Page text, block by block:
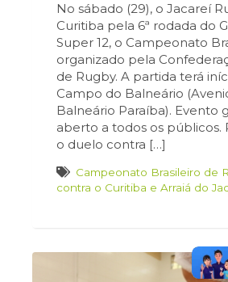
No sábado (29), o Jacareí
Curitiba pela 6ª rodada do
Super 12, o Campeonato
organizado pela
de Rugby. A partida terá
Campo do Balneário
Balneário Paraíba). Evento
aberto a todos os públicos.
o duelo contra […]
Campeonato Brasileiro de
contra o Curitiba e Arraiá do